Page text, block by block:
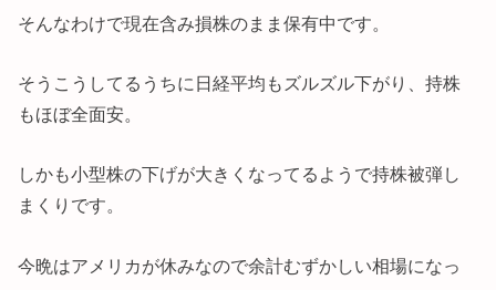
そんなわけで現在含み損株のまま保有中です。
そうこうしてるうちに日経平均もズルズル下がり、持株
もほぼ全面安。
しかも小型株の下げが大きくなってるようで持株被弾し
まくりです。
今晩はアメリカが休みなので余計むずかしい相場になっ